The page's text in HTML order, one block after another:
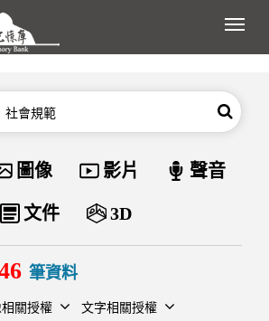
展
搜尋
資料類型
圖像 影片 聲音
文件 3D
筆資料
相關授權 文字相關授權